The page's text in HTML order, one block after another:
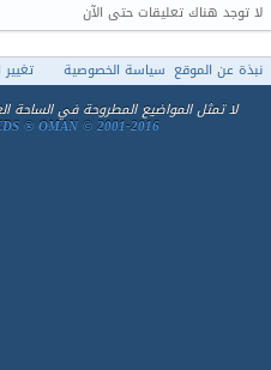
لا توجد هناك تعليقات حتى الآن
نبذة عن الموقع سياسة الخصوصية
لا تمثل المواضيع المطروحة في الساحة
® OMAN © 2001-2016